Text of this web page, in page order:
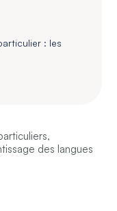
: les
des langues